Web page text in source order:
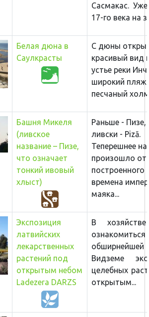
Сасмакас. Уже
17-го века на
Белая дюна в
Саулкрасты
С дюны
красивый вид
устье реки
широкий
песчаный
Башня Микеля
(ливское
название – Пизе,
что означает
тонкий ивовый
хлыст)
Раньше - Пизе,
ливски - Pizā.
Теперешнее
произошло от
построенного
времена
маяка...
Экспозиция
латвийских
лекарственных
растений под
открытым небом
Ladezera DARZS
В
Видземе
целебных
открытым...